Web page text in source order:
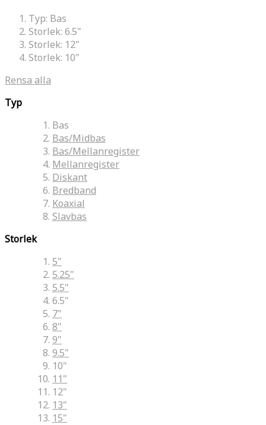
Typ: Bas
Storlek: 6.5"
Storlek: 12"
Storlek: 10"
Rensa alla
Typ
Bas
Bas/Midbas
Bas/Mellanregister
Mellanregister
Diskant
Bredband
Koaxial
Slavbas
Storlek
5"
5.25"
5.5"
6.5"
7"
8"
9"
9.5"
10"
11"
12"
13"
15"